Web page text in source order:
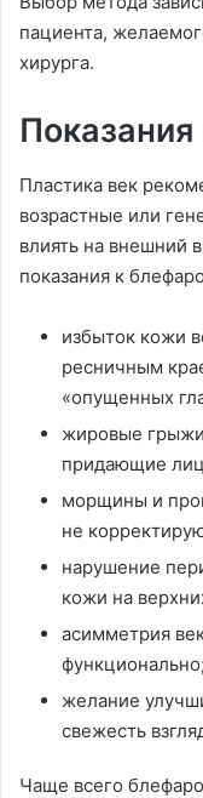
пациента,
хирурга.
Пластика век
возрастные или
влиять на внешний
показания к
избыток кожи
ресничным
«опущенных
жировые
придающие
морщины и
не
нарушение
кожи на
асимметрия
функционально;
желание
свежесть
Чаще всего